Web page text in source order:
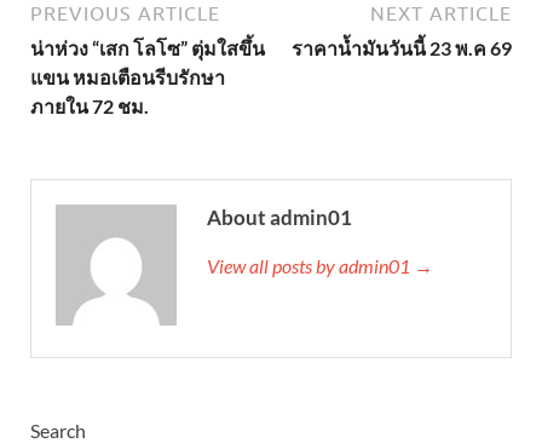
PREVIOUS ARTICLE
น่าห่วง “เสก โลโซ” ตุ่มใสขึ้น
แขน หมอเตือนรีบรักษา
ภายใน 72 ชม.
NEXT ARTICLE
ราคาน้ำมันวันนี้ 23 พ.ค 69
About admin01
View all posts by admin01 →
Search